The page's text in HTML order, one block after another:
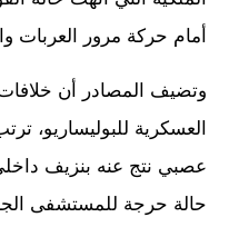
أمام حركة مرور العربات
وتضيف المصادر أن
العسكرية للبوليساريو،
عصبي نتج عنه بنزيف
حالة حرجة للمستشفى